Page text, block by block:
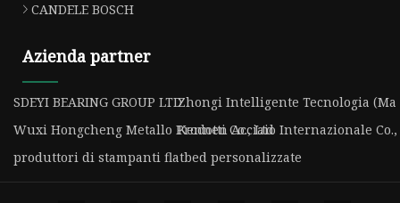
CANDELE BOSCH
Azienda partner
SDEYI BEARING GROUP LTDZhongi Intelligente Tecnologia (Ma
Wuxi Hongcheng Metallo Prodotti Co., LtdKennen Acciaio Internazionale Co.,
produttori di stampanti flatbed personalizzate